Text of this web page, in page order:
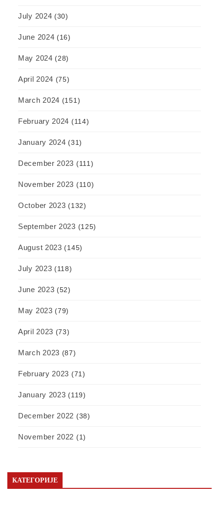
July 2024 (30)
June 2024 (16)
May 2024 (28)
April 2024 (75)
March 2024 (151)
February 2024 (114)
January 2024 (31)
December 2023 (111)
November 2023 (110)
October 2023 (132)
September 2023 (125)
August 2023 (145)
July 2023 (118)
June 2023 (52)
May 2023 (79)
April 2023 (73)
March 2023 (87)
February 2023 (71)
January 2023 (119)
December 2022 (38)
November 2022 (1)
КАТЕГОРИЈЕ